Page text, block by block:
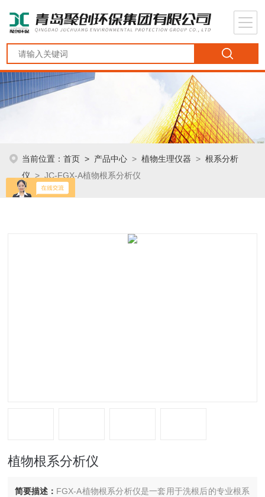
当前位置：首页 > 产品中心 >植物生理仪器 >根系分析
仪 > JC-FGX-A植物根系分析仪
植物根系分析仪
简要描述： FGX-A植物根系分析仪是一套用于洗根后的专业根系